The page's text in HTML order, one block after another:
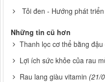
Tỏi đen - Hướng phát
Những tin cũ hơn
Thanh lọc cơ thể bằng đậu
Lợi ích sức khỏe của rau
Rau lang giàu vitamin (21/